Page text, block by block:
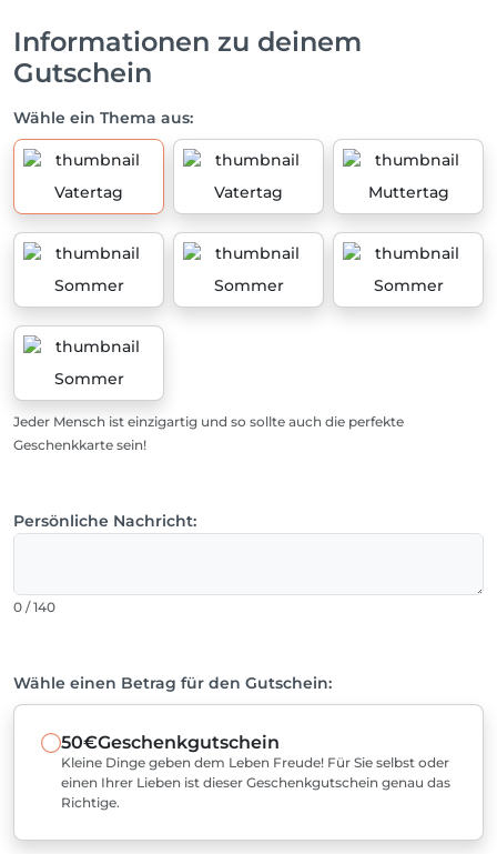
Informationen zu deinem
Gutschein
Wähle ein Thema aus:
Vatertag Vatertag Muttertag
Sommer Sommer Sommer
Sommer
Jeder Mensch ist einzigartig und so sollte auch die perfekte
Geschenkkarte sein!
Persönliche Nachricht:
0 / 140
Wähle einen Betrag für den Gutschein:
50€Geschenkgutschein
Kleine Dinge geben dem Leben Freude! Für Sie selbst oder
einen Ihrer Lieben ist dieser Geschenkgutschein genau das
Richtige.